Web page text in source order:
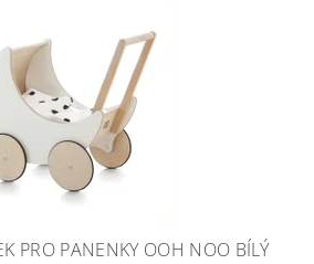
PRO PANENKY OOH NOO BÍLÝ